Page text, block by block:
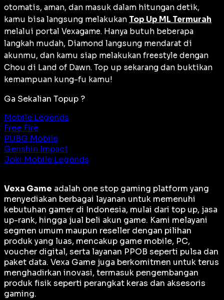
otomatis, aman, dan masuk dalam hitungan detik,
kamu bisa langsung melakukan Top Up ML Termurah
melalui portal Vexagame. Hanya butuh beberapa
langkah mudah, Diamond langsung mendarat di
akunmu, dan kamu siap melakukan freestyle dengan
Chou di Land of Dawn. Top up sekarang dan buktikan
kemampuan kung-fu kamu!
Ga Sekalian Topup ?
Mobile Legends
Free Fire
PUBG Mobile
Genshin Impact
Joki Mobile Legends
Vexa Game adalah one stop gaming platform yang
menyediakan berbagai layanan untuk memenuhi
kebutuhan gamer di Indonesia, mulai dari top up, jasa
up-rank, hingga jual beli akun game. Kami melayani
segmen umum maupun reseller dengan pilihan
produk yang luas, mencakup game mobile, PC,
voucher digital, serta layanan PPOB seperti pulsa dan
paket data. Vexa Game juga berkomitmen untuk terus
menghadirkan inovasi, termasuk pengembangan
produk fisik seperti perangkat keras dan aksesoris
gaming.